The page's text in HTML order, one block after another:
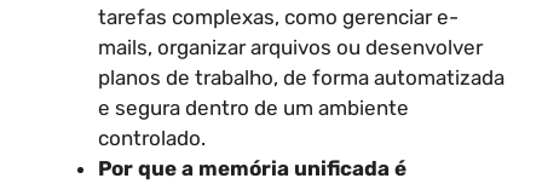
tarefas complexas, como gerenciar e-
mails, organizar arquivos ou desenvolver
planos de trabalho, de forma automatizada
e segura dentro de um ambiente
controlado.
Por que a memória unificada é